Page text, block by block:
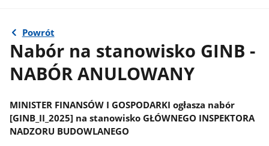
Powrót
Nabór na stanowisko GINB -
NABÓR ANULOWANY
MINISTER FINANSÓW I GOSPODARKI ogłasza nabór
[GINB_II_2025] na stanowisko GŁÓWNEGO INSPEKTORA
NADZORU BUDOWLANEGO